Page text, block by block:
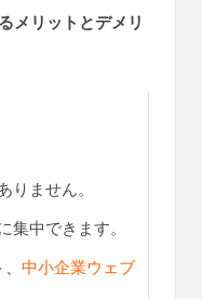
メリットとデメリ
りません。
集中できます。
中小企業ウェブ